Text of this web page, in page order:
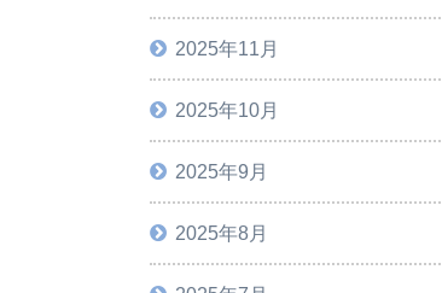
2025年11月
2025年10月
2025年9月
2025年8月